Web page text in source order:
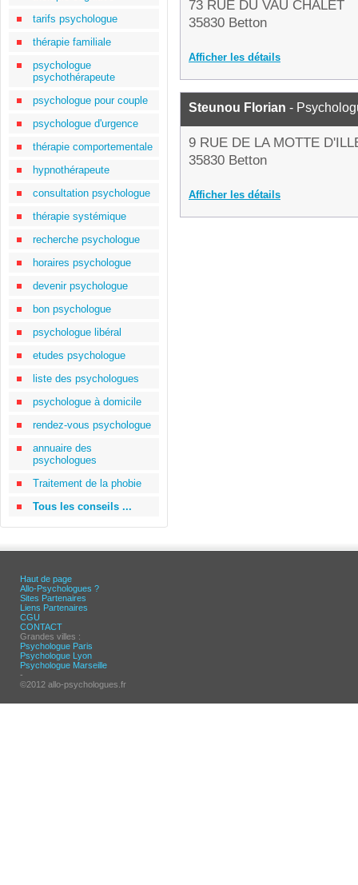
tarifs psychologue
thérapie familiale
psychologue
psychothérapeute
psychologue pour couple
psychologue d'urgence
thérapie comportementale
hypnothérapeute
consultation psychologue
thérapie systémique
recherche psychologue
horaires psychologue
devenir psychologue
bon psychologue
psychologue libéral
etudes psychologue
liste des psychologues
psychologue à domicile
rendez-vous psychologue
annuaire des
psychologues
Traitement de la phobie
Tous les conseils ...
73 RUE DU VAU CHALET
35830 Betton
Afficher les détails
Steunou Florian -
9 RUE DE LA MOTTE
35830 Betton
Afficher les détails
Haut de page
Allo-Psychologues ?
Sites Partenaires
Liens Partenaires
CGU
CONTACT
Grandes villes :
Psychologue Paris
Psychologue Lyon
Psychologue Marseille
-
©2012 allo-psychologues.fr